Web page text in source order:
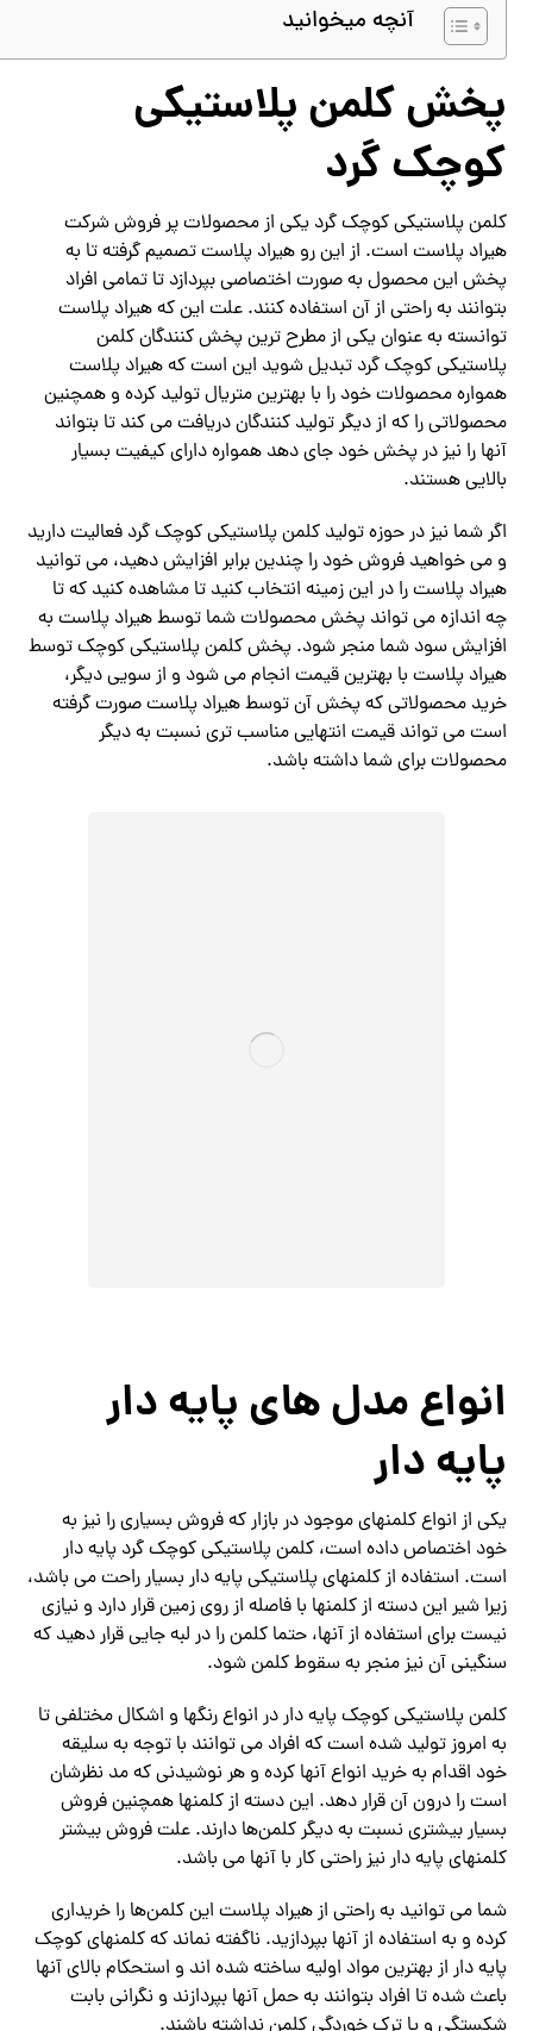
آنچه میخوانید
پخش کلمن پلاستیکی
کوچک گرد
کلمن پلاستیکی کوچک گرد یکی از محصولات پر فروش شرکت
هیراد پلاست است. از این رو هیراد پلاست تصمیم گرفته تا به
پخش این محصول به صورت اختصاصی بپردازد تا تمامی افراد
بتوانند به راحتی از آن استفاده کنند. علت این که هیراد پلاست
توانسته به عنوان یکی از مطرح ترین پخش کنندگان کلمن
پلاستیکی کوچک گرد تبدیل شوید این است که هیراد پلاست
همواره محصولات خود را با بهترین متریال تولید کرده و همچنین
محصولاتی را که از دیگر تولید کنندگان دریافت می کند تا بتواند
آنها را نیز در پخش خود جای دهد همواره دارای کیفیت بسیار
بالایی هستند.
اگر شما نیز در حوزه تولید کلمن پلاستیکی کوچک گرد فعالیت دارید
و می خواهید فروش خود را چندین برابر افزایش دهید، می توانید
هیراد پلاست را در این زمینه انتخاب کنید تا مشاهده کنید که تا
چه اندازه می تواند پخش محصولات شما توسط هیراد پلاست به
افزایش سود شما منجر شود. پخش کلمن پلاستیکی کوچک توسط
هیراد پلاست با بهترین قیمت انجام می شود و از سویی دیگر،
خرید محصولاتی که پخش آن توسط هیراد پلاست صورت گرفته
است می تواند قیمت انتهایی مناسب تری نسبت به دیگر
محصولات برای شما داشته باشد.
انواع مدل های پایه دار
پایه دار
یکی از انواع کلمنهای موجود در بازار که فروش بسیاری را نیز به
خود اختصاص داده است، کلمن پلاستیکی کوچک گرد پایه دار
است. استفاده از کلمنهای پلاستیکی پایه دار بسیار راحت می باشد،
زیرا شیر این دسته از کلمنها با فاصله از روی زمین قرار دارد و نیازی
نیست برای استفاده از آنها، حتما کلمن را در لبه جایی قرار دهید که
سنگینی آن نیز منجر به سقوط کلمن شود.
کلمن پلاستیکی کوچک پایه دار در انواع رنگها و اشکال مختلفی تا
به امروز تولید شده است که افراد می توانند با توجه به سلیقه
خود اقدام به خرید انواع آنها کرده و هر نوشیدنی که مد نظرشان
است را درون آن قرار دهد. این دسته از کلمنها همچنین فروش
بسیار بیشتری نسبت به دیگر کلمن‌ها دارند. علت فروش بیشتر
کلمنهای پایه دار نیز راحتی کار با آنها می‌ باشد.
شما می توانید به راحتی از هیراد پلاست این کلمن‌ها را خریداری
کرده و به استفاده از آنها بپردازید. ناگفته نماند که کلمنهای کوچک
پایه دار از بهترین مواد اولیه ساخته شده اند و استحکام بالای آنها
باعث شده تا افراد بتوانند به حمل آنها بپردازند و نگرانی بابت